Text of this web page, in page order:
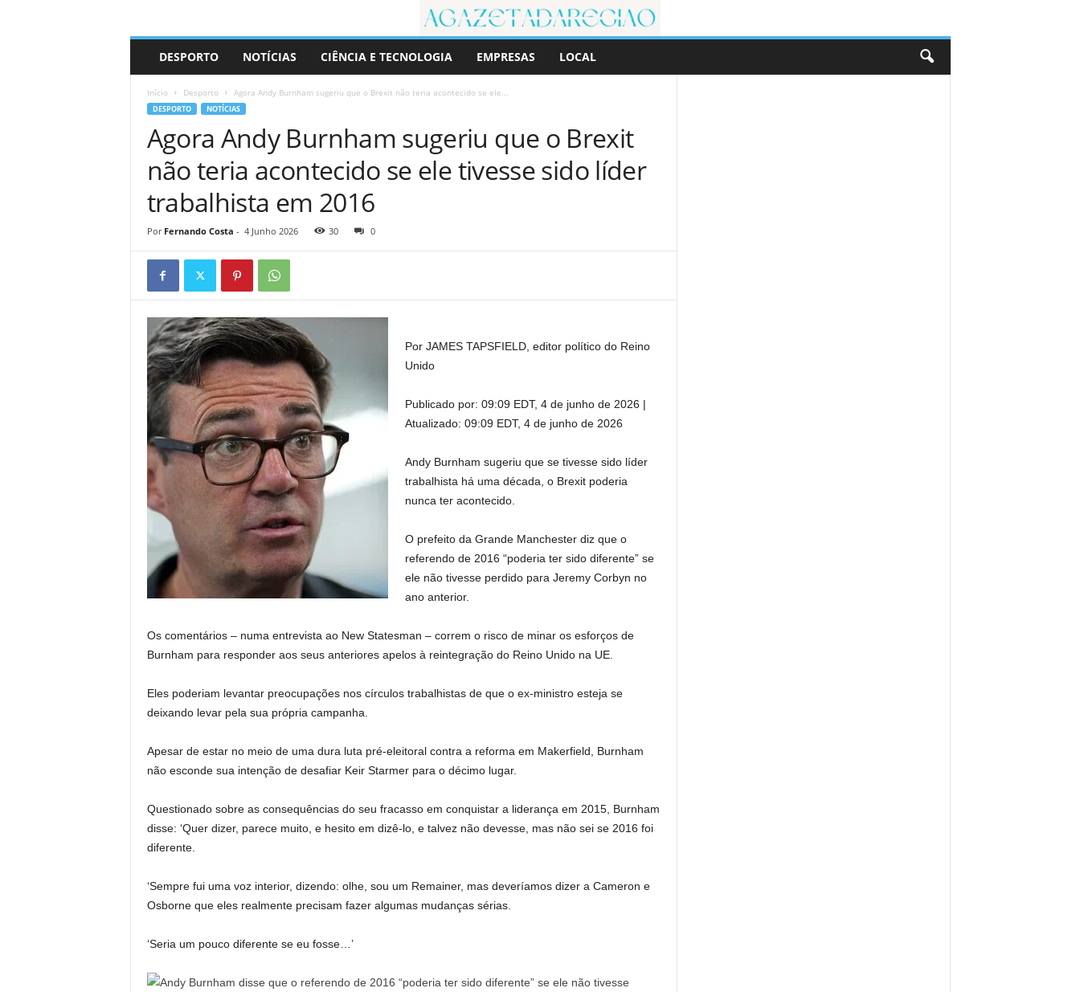
r
DESPORTO NOTÍCIAS CIÊNCIA E TECNOLOGIA EMPRESAS LOCAL
Início Desporto Agora Andy Burnham sugeriu que o Brexit não teria acontecido se ele...
DESPORTO NOTÍCIAS
Agora Andy Burnham sugeriu que o Brexit
não teria acontecido se ele tivesse sido líder
trabalhista em 2016
Por Fernando Costa - 4 Junho 2026 30 0
Por JAMES TAPSFIELD, editor político do Reino
Unido
Publicado por: 09:09 EDT, 4 de junho de 2026 |
Atualizado: 09:09 EDT, 4 de junho de 2026
Andy Burnham sugeriu que se tivesse sido líder
trabalhista há uma década, o Brexit poderia
nunca ter acontecido.
O prefeito da Grande Manchester diz que o
referendo de 2016 “poderia ter sido diferente” se
ele não tivesse perdido para Jeremy Corbyn no
ano anterior.
Os comentários – numa entrevista ao New Statesman – correm o risco de minar os esforços de
Burnham para responder aos seus anteriores apelos à reintegração do Reino Unido na UE.
Eles poderiam levantar preocupações nos círculos trabalhistas de que o ex-ministro esteja se
deixando levar pela sua própria campanha.
Apesar de estar no meio de uma dura luta pré-eleitoral contra a reforma em Makerfield, Burnham
não esconde sua intenção de desafiar Keir Starmer para o décimo lugar.
Questionado sobre as consequências do seu fracasso em conquistar a liderança em 2015, Burnham
disse: ‘Quer dizer, parece muito, e hesito em dizê-lo, e talvez não devesse, mas não sei se 2016 foi
diferente.
‘Sempre fui uma voz interior, dizendo: olhe, sou um Remainer, mas deveríamos dizer a Cameron e
Osborne que eles realmente precisam fazer algumas mudanças sérias.
‘Seria um pouco diferente se eu fosse…’